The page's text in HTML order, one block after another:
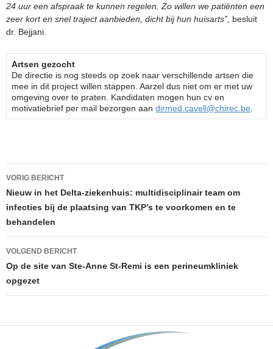
24 uur een afspraak te kunnen regelen. Zo willen we patiënten een
zeer kort en snel traject aanbieden, dicht bij hun huisarts”, besluit
dr. Bejjani.
Artsen gezocht
De directie is nog steeds op zoek naar verschillende artsen die
mee in dit project willen stappen. Aarzel dus niet om er met uw
omgeving over te praten. Kandidaten mogen hun cv en
motivatiebrief per mail bezorgen aan dirmed.cavell@chirec.be
Berichtnavigatie
VORIG BERICHT
Nieuw in het Delta-ziekenhuis: multidisciplinair team om
infecties bij de plaatsing van TKP’s te voorkomen en te
behandelen
VOLGEND BERICHT
Op de site van Ste-Anne St-Remi is een perineumkliniek
opgezet